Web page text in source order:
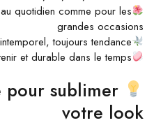
quotidien comme pour les
grandes occasions
toujours tendance
et durable dans le temps
pour sublimer
votre look